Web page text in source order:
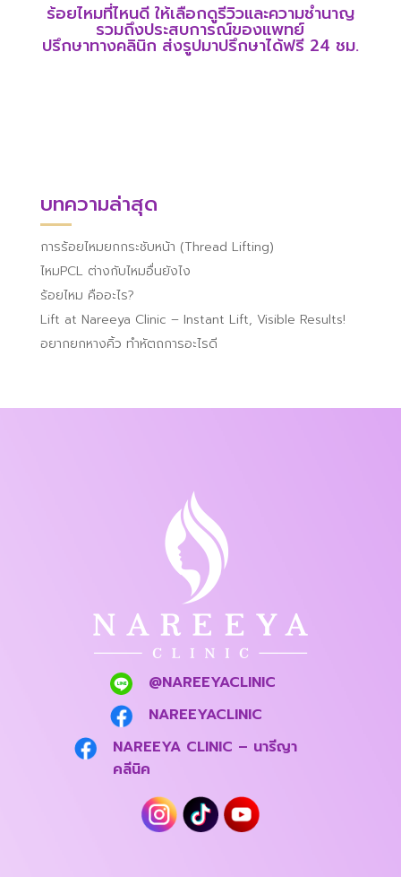
ร้อยไหมที่ไหนดีให้เลือกดูรีวิวและความชำนาญ
รวมถึงประสบการณ์ของแพทย์
ปรึกษาทางคลินิก ส่งรูปมาปรึกษาได้ฟรี 24 ชม.
บทความล่าสุด
การร้อยไหมยกกระชับหน้า (Thread Lifting)
ไหมPCL ต่างกับไหมอื่นยังไง
ร้อยไหม คืออะไร?
Lift at Nareeya Clinic – Instant Lift, Visible Results!
อยากยกหางคิ้ว ทำหัตถการอะไรดี
@NAREEYACLINIC
NAREEYACLINIC
NAREEYA CLINIC – นารีญา
คลีนิค